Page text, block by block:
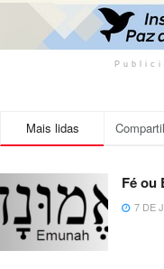
Mais lidas
Fé ou
7 DE